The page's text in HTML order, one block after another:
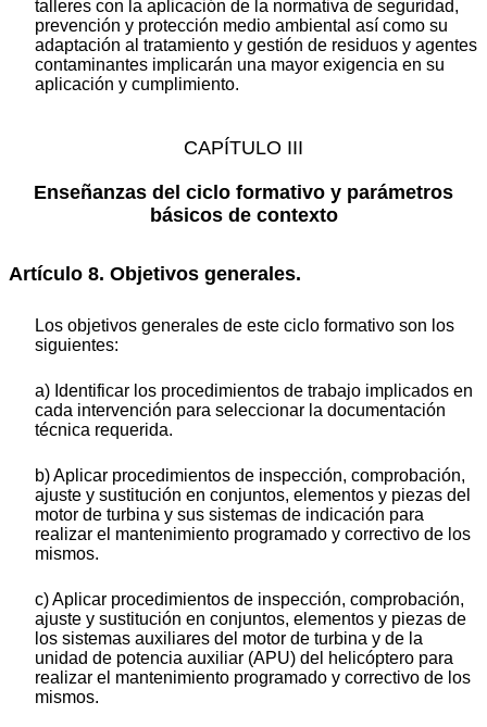
talleres con la aplicación de la normativa de seguridad,
prevención y protección medio ambiental así como su
adaptación al tratamiento y gestión de residuos y agentes
contaminantes implicarán una mayor exigencia en su
aplicación y cumplimiento.
CAPÍTULO III
Enseñanzas del ciclo formativo y parámetros
básicos de contexto
Artículo 8. Objetivos generales.
Los objetivos generales de este ciclo formativo son los
siguientes:
a) Identificar los procedimientos de trabajo implicados en
cada intervención para seleccionar la documentación
técnica requerida.
b) Aplicar procedimientos de inspección, comprobación,
ajuste y sustitución en conjuntos, elementos y piezas del
motor de turbina y sus sistemas de indicación para
realizar el mantenimiento programado y correctivo de los
mismos.
c) Aplicar procedimientos de inspección, comprobación,
ajuste y sustitución en conjuntos, elementos y piezas de
los sistemas auxiliares del motor de turbina y de la
unidad de potencia auxiliar (APU) del helicóptero para
realizar el mantenimiento programado y correctivo de los
mismos.